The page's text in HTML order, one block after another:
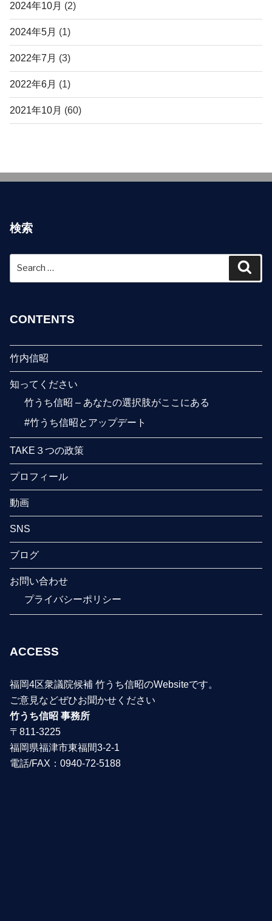
2024年10月 (2)
2024年5月 (1)
2022年7月 (3)
2022年6月 (1)
2021年10月 (60)
検索
CONTENTS
竹内信昭
知ってください
竹うち信昭 – あなたの選択肢がここにある
#竹うち信昭とアップデート
TAKE３つの政策
プロフィール
動画
SNS
ブログ
お問い合わせ
プライバシーポリシー
ACCESS
福岡4区衆議院候補 竹うち信昭のWebsiteです。
ご意見などぜひお聞かせください
竹うち信昭 事務所
〒811-3225
福岡県福津市東福間3-2-1
電話/FAX：0940-72-5188